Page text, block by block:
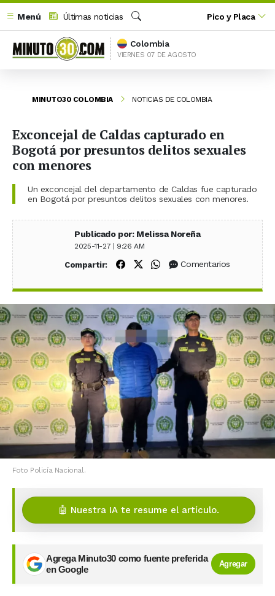
Menú
Últimas noticias
Buscar
Pico y Placa
Colombia
VIERNES 07 DE AGOSTO
MINUTO30 COLOMBIA NOTICIAS DE COLOMBIA
Exconcejal de Caldas capturado en
Bogotá por presuntos delitos sexuales
con menores
Un exconcejal del departamento de Caldas fue capturado
en Bogotá por presuntos delitos sexuales con menores.
Publicado por: Melissa Noreña
2025-11-27 | 9:26 AM
Compartir: Compartir en Facebook
Compartir en X (Twitter)
Compartir en WhatsApp
Comentarios
Foto Policía Nacional.
🤖 Nuestra IA te resume el artículo.
Agrega Minuto30 como fuente preferida
en Google
Agregar